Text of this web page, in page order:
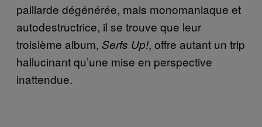
paillarde dégénérée, mais monomaniaque et
autodestructrice, il se trouve que leur
troisième album, Serfs Up!, offre autant un trip
hallucinant qu’une mise en perspective
inattendue.